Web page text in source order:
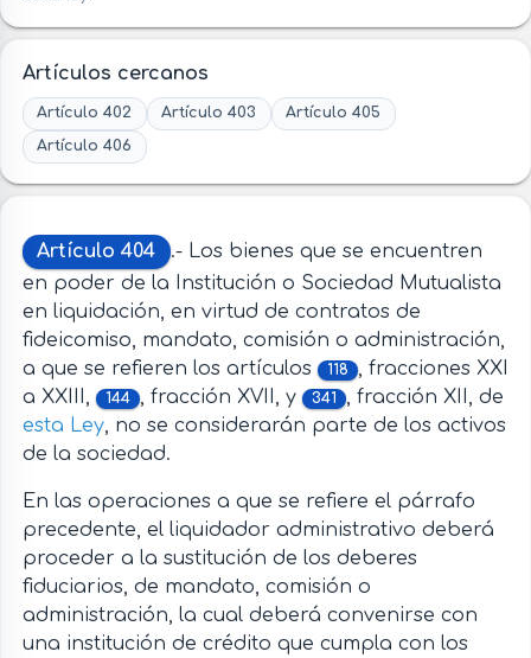
Artículos cercanos
Artículo 402 Artículo 403
Artículo 405
Artículo 406
Artículo 404
.- Los bienes que se encuentren
en poder de la Institución o Sociedad Mutualista
en liquidación, en virtud de contratos de
fideicomiso, mandato, comisión o administración,
a que se refieren los artículos
118
, fracciones XXI
a XXIII,
144 , fracción XVII, y 341
, fracción XII, de
esta Ley, no se considerarán parte de los activos
de la sociedad.
En las operaciones a que se refiere el párrafo
precedente, el liquidador administrativo deberá
proceder a la sustitución de los deberes
fiduciarios, de mandato, comisión o
administración, la cual deberá convenirse con
una institución de crédito que cumpla con los